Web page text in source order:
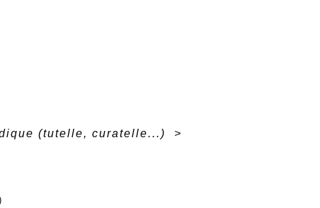
(tutelle, curatelle...)
>